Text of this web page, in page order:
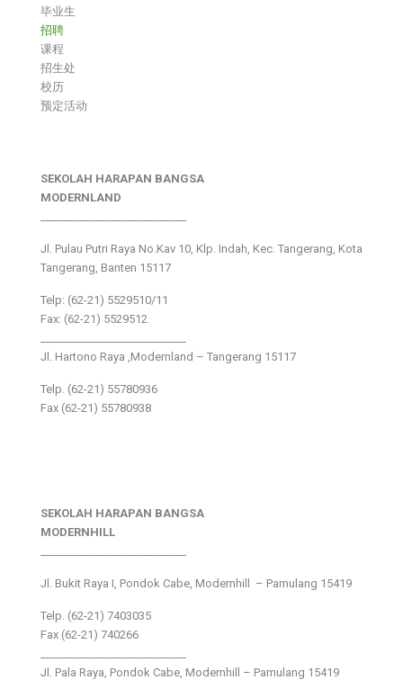
毕业生
招聘
课程
招生处
校历
预定活动
SEKOLAH HARAPAN BANGSA
MODERNLAND
Jl. Pulau Putri Raya No.Kav 10, Klp. Indah, Kec. Tangerang, Kota
Tangerang, Banten 15117
Telp: (62-21) 5529510/11
Fax: (62-21) 5529512
Jl. Hartono Raya ,Modernland – Tangerang 15117
Telp. (62-21) 55780936
Fax (62-21) 55780938
SEKOLAH HARAPAN BANGSA
MODERNHILL
Jl. Bukit Raya I, Pondok Cabe, Modernhill – Pamulang 15419
Telp. (62-21) 7403035
Fax (62-21) 740266
Jl. Pala Raya, Pondok Cabe, Modernhill – Pamulang 15419